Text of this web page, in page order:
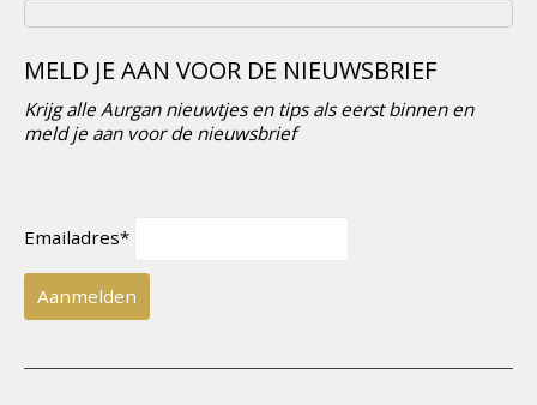
MELD JE AAN VOOR DE NIEUWSBRIEF
Krijg alle Aurgan nieuwtjes en tips als eerst binnen en
meld je aan voor de nieuwsbrief
Emailadres*